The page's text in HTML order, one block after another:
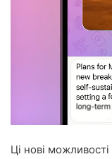
Ці нові можливості